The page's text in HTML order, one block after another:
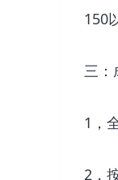
150
三：
1，
2，